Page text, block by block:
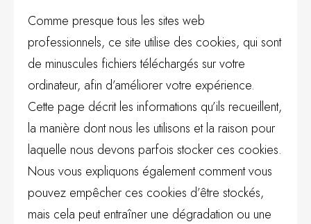
Comme presque tous les sites web
professionnels, ce site utilise des cookies, qui sont
de minuscules fichiers téléchargés sur votre
ordinateur, afin d’améliorer votre expérience.
Cette page décrit les informations qu’ils recueillent,
la manière dont nous les utilisons et la raison pour
laquelle nous devons parfois stocker ces cookies.
Nous vous expliquons également comment vous
pouvez empêcher ces cookies d’être stockés,
mais cela peut entraîner une dégradation ou une